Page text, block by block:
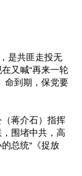
是共匪走投无
又喊“再来一轮
命到期，保党要
蒋介石）指挥
围堵中共，高
总统“《捉放